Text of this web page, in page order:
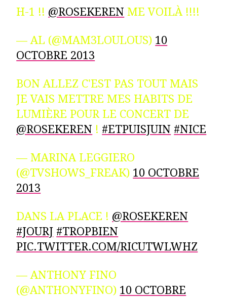
H-1 !! @ROSEKEREN ME VOILÀ !!!!
— AL (@MAM3LOULOUS) 10
OCTOBRE 2013
BON ALLEZ C'EST PAS TOUT MAIS
JE VAIS METTRE MES HABITS DE
LUMIÈRE POUR LE CONCERT DE
@ROSEKEREN ! #ETPUISJUIN #NICE
— MARINA LEGGIERO
(@TVSHOWS_FREAK) 10 OCTOBRE
2013
DANS LA PLACE ! @ROSEKEREN
#JOURJ #TROPBIEN
PIC.TWITTER.COM/RICUTWLWHZ
— ANTHONY FINO
(@ANTHONYFINO) 10 OCTOBRE